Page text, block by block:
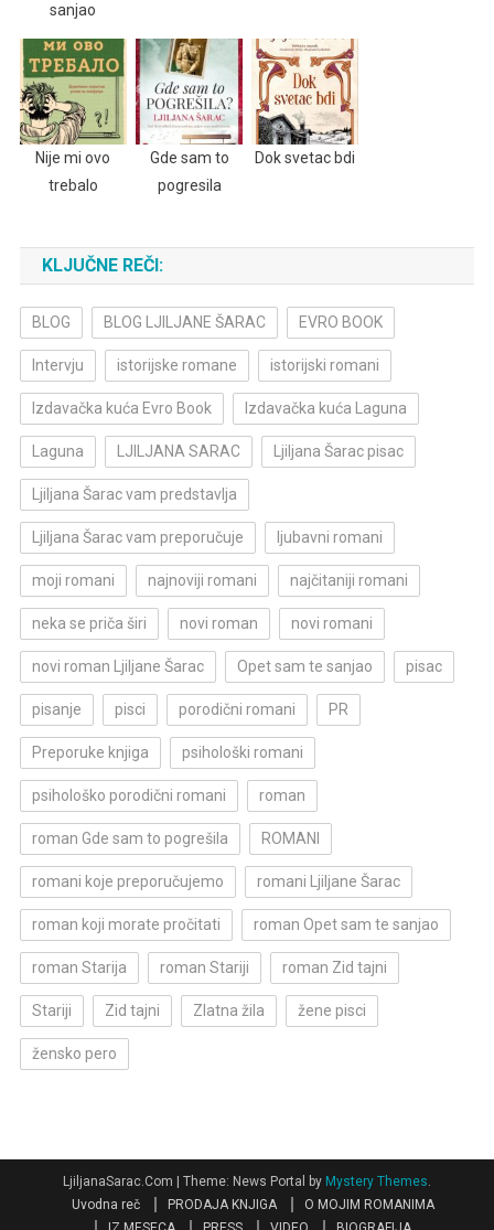
sanjao
Nije mi ovo
trebalo
Gde sam to
pogresila
Dok svetac bdi
KLJUČNE REČI:
BLOG BLOG LJILJANE ŠARAC EVRO BOOK
Intervju istorijske romane istorijski romani
Izdavačka kuća Evro Book Izdavačka kuća Laguna
Laguna LJILJANA SARAC Ljiljana Šarac pisac
Ljiljana Šarac vam predstavlja
Ljiljana Šarac vam preporučuje ljubavni romani
moji romani najnoviji romani najčitaniji romani
neka se priča širi novi roman novi romani
novi roman Ljiljane Šarac Opet sam te sanjao pisac
pisanje pisci porodični romani PR
Preporuke knjiga psihološki romani
psihološko porodični romani roman
roman Gde sam to pogrešila ROMANI
romani koje preporučujemo romani Ljiljane Šarac
roman koji morate pročitati roman Opet sam te sanjao
roman Starija roman Stariji roman Zid tajni
Stariji Zid tajni Zlatna žila žene pisci
žensko pero
LjiljanaSarac.Com Theme: News Portal by Mystery Themes.
Uvodna reč
PRODAJA KNJIGA
O MOJIM ROMANIMA